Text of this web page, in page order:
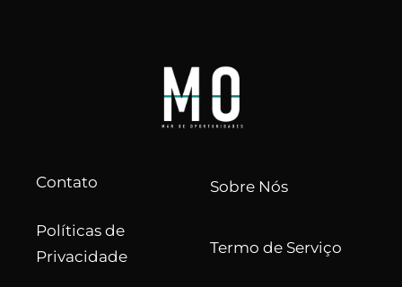
Contato Sobre Nós
Políticas de
Privacidade
Termo de Serviço